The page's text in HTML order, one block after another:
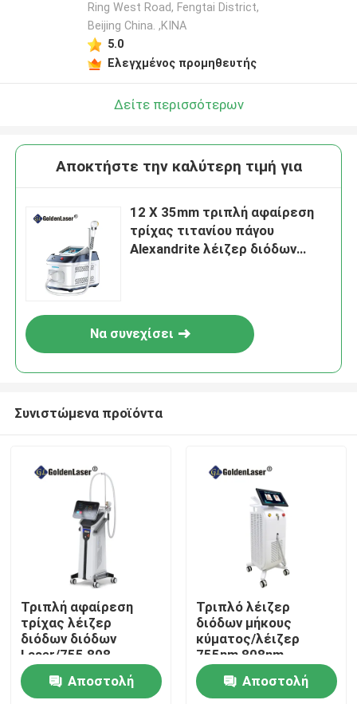
Σπίτι
Προϊόντα
Βίντεο
Ring West Road, Fengtai District,
Beijing China. ,ΚΙΝΑ
5.0
Ελεγχμένος προμηθευτής
Δείτε περισσότερων
Αποκτήστε την καλύτερη τιμή για
12 X 35mm τριπλή αφαίρεση
τρίχας τιτανίου πάγου
Alexandrite λέιζερ διόδων
Να συνεχίσει
Συνιστώμενα προϊόντα
Τριπλή αφαίρεση
τρίχας λέιζερ
διόδων διόδων
Laser/755 808
1064nm μήκους
κύματοςΑποστολή
Τριπλό λέιζερ
διόδων μήκους
κύματος/λέιζερ
755nm 808nm
1064nm διόδων
Αποστολή